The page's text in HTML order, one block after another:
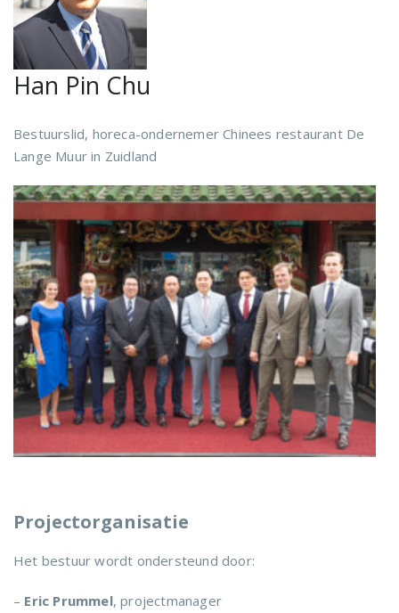
Han Pin Chu
Bestuurslid, horeca-ondernemer Chinees restaurant De
Lange Muur in Zuidland
Projectorganisatie
Het bestuur wordt ondersteund door:
– Eric Prummel, projectmanager